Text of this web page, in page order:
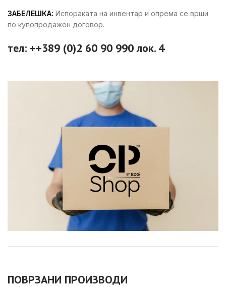
ЗАБЕЛЕШКА: Испораката на инвентар и опрема се врши
по купопродажен договор.
тел: ++389 (0)2 60 90 990 лок. 4
ПОВРЗАНИ ПРОИЗВОДИ